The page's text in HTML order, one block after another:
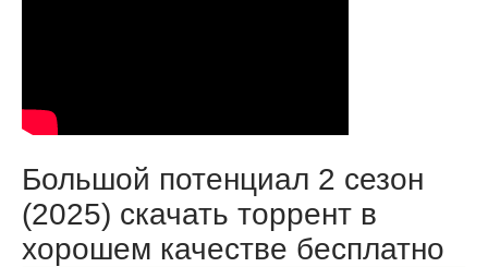
Большой потенциал 2 сезон
(2025) скачать торрент в
хорошем качестве бесплатно